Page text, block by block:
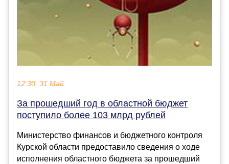
12:30, 31 Май
За прошедший год в областной бюджет
поступило более 103 млрд рублей
Министерство финансов и бюджетного контроля
Курской области предоставило сведения о ходе
исполнения областного бюджета за прошедший